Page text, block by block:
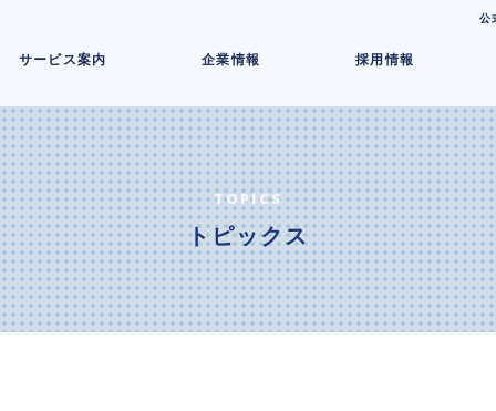
公
ツ
へ
ス
キ
ッ
プ
サービス案内 企業情報 採用情報
TOPICS
トピックス